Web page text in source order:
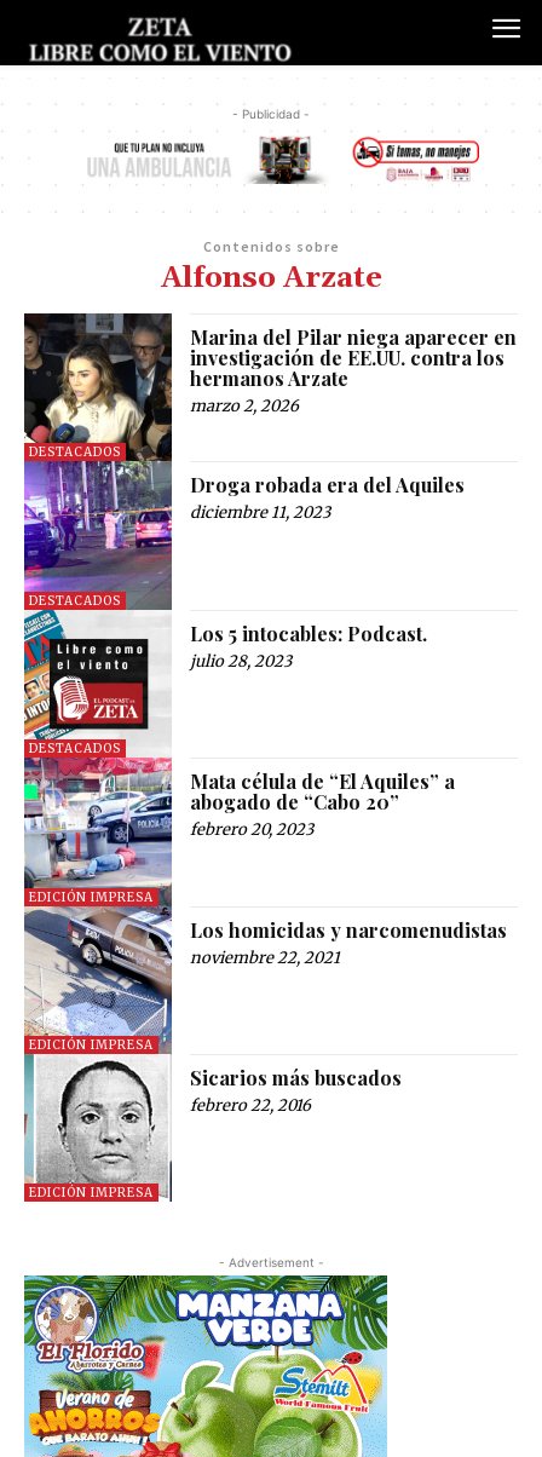
- Publicidad -
Contenidos sobre
Alfonso Arzate
DESTACADOS
Marina del Pilar niega aparecer en
investigación de EE.UU. contra los
hermanos Arzate
marzo 2, 2026
DESTACADOS
Droga robada era del Aquiles
diciembre 11, 2023
DESTACADOS
Los 5 intocables: Podcast.
julio 28, 2023
EDICIÓN IMPRESA
Mata célula de “El Aquiles” a
abogado de “Cabo 20”
febrero 20, 2023
EDICIÓN IMPRESA
Los homicidas y narcomenudistas
noviembre 22, 2021
EDICIÓN IMPRESA
Sicarios más buscados
febrero 22, 2016
- Advertisement -